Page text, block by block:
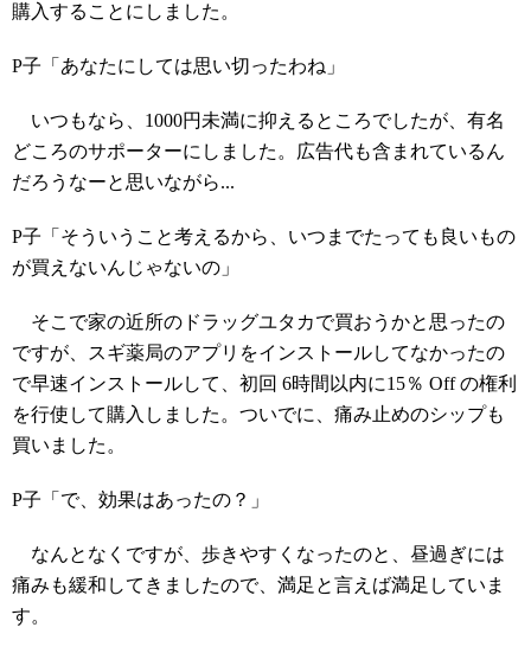
購入することにしました。
P子「あなたにしては思い切ったわね」
いつもなら、1000円未満に抑えるところでしたが、有名
どころのサポーターにしました。広告代も含まれているん
だろうなーと思いながら...
P子「そういうこと考えるから、いつまでたっても良いもの
が買えないんじゃないの」
そこで家の近所のドラッグユタカで買おうかと思ったの
ですが、スギ薬局のアプリをインストールしてなかったの
で早速インストールして、初回 6時間以内に15％ Off の権利
を行使して購入しました。ついでに、痛み止めのシップも
買いました。
P子「で、効果はあったの？」
なんとなくですが、歩きやすくなったのと、昼過ぎには
痛みも緩和してきましたので、満足と言えば満足していま
す。